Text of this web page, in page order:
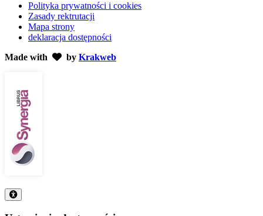
Polityka prywatności i cookies
Zasady rektrutacji
Mapa strony
deklaracja dostępności
Made with
by Krakweb